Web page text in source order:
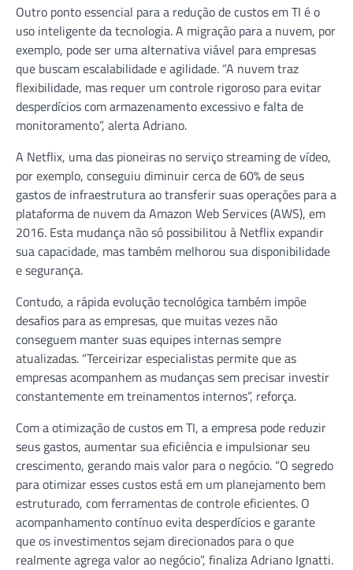
Outro ponto essencial para a redução de custos em TI é o
uso inteligente da tecnologia. A migração para a nuvem, por
exemplo, pode ser uma alternativa viável para empresas
que buscam escalabilidade e agilidade. “A nuvem traz
flexibilidade, mas requer um controle rigoroso para evitar
desperdícios com armazenamento excessivo e falta de
monitoramento”, alerta Adriano.
A Netflix, uma das pioneiras no serviço streaming de vídeo,
por exemplo, conseguiu diminuir cerca de 60% de seus
gastos de infraestrutura ao transferir suas operações para a
plataforma de nuvem da Amazon Web Services (AWS), em
2016. Esta mudança não só possibilitou à Netflix expandir
sua capacidade, mas também melhorou sua disponibilidade
e segurança.
Contudo, a rápida evolução tecnológica também impõe
desafios para as empresas, que muitas vezes não
conseguem manter suas equipes internas sempre
atualizadas. “Terceirizar especialistas permite que as
empresas acompanhem as mudanças sem precisar investir
constantemente em treinamentos internos”, reforça.
Com a otimização de custos em TI, a empresa pode reduzir
seus gastos, aumentar sua eficiência e impulsionar seu
crescimento, gerando mais valor para o negócio. “O segredo
para otimizar esses custos está em um planejamento bem
estruturado, com ferramentas de controle eficientes. O
acompanhamento contínuo evita desperdícios e garante
que os investimentos sejam direcionados para o que
realmente agrega valor ao negócio”, finaliza Adriano Ignatti.